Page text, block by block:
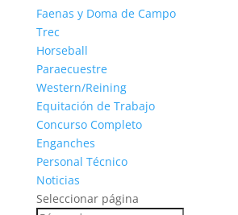
Faenas y Doma de Campo
Trec
Horseball
Paraecuestre
Western/Reining
Equitación de Trabajo
Concurso Completo
Enganches
Personal Técnico
Noticias
Seleccionar página